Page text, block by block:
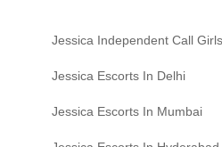
Jessica Independent Call
Jessica Escorts In Delhi
Jessica Escorts In Mumbai